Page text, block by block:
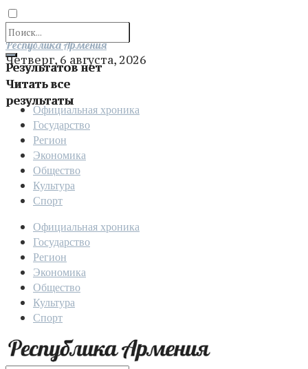
Результатов нет
Читать все
результаты
Отправить
Республика Армения
Четверг, 6 августа, 2026
Официальная хроника
Государство
Регион
Экономика
Общество
Культура
Спорт
Официальная хроника
Государство
Регион
Экономика
Общество
Культура
Спорт